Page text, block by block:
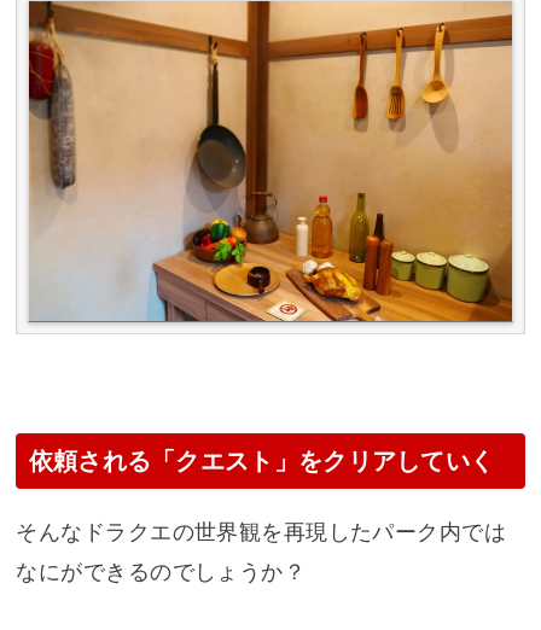
依頼される「クエスト」をクリアしていく
そんなドラクエの世界観を再現したパーク内では
なにができるのでしょうか？